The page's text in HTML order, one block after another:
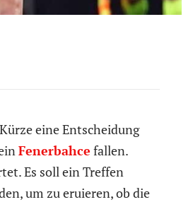
eine Entscheidung
Fenerbahce fallen.
Es soll ein Treffen
um zu eruieren, ob die